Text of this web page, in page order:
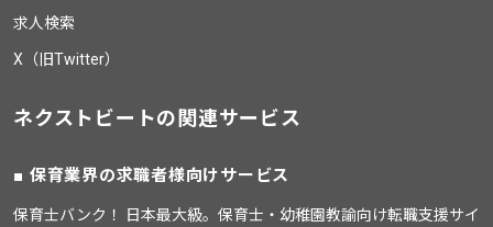
求人検索
X（旧Twitter）
ネクストビートの関連サービス
保育業界の求職者様向けサービス
保育士バンク！ 日本最大級。保育士・幼稚園教諭向け転職支援サイ